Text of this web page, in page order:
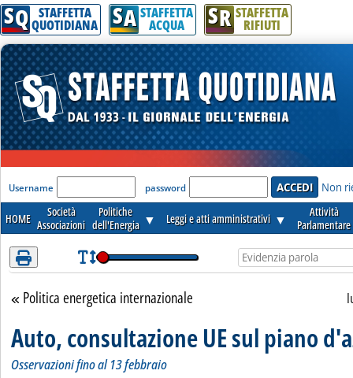
Attenzione! Esegui l'accesso per lèggere interamente la notizia.
SQ STAFFETTA
QUOTIDIANA SA STAFFETTA
ACQUA SR STAFFETTA
RIFIUTI
'Modulo Login per accedere'
Username password Non
HOME
Società
Associazioni
Politiche
dell'Energia ▼ Leggi e atti amministrativi ▼
Attività
Parlamentare
Torna alla sezione
Politica energetica internazionale
Auto, consultazione UE sul piano
Osservazioni fino al 13 febbraio